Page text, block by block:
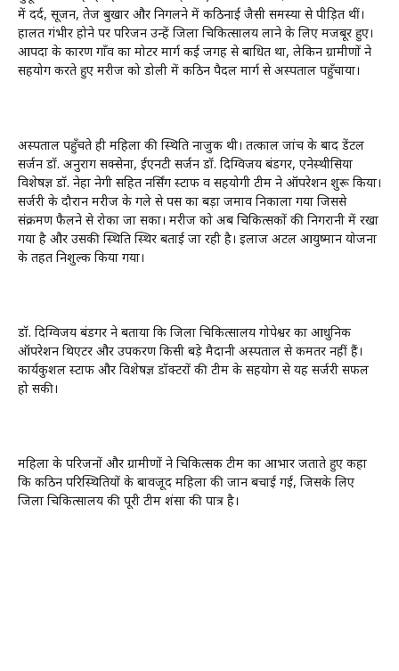
में दर्द, सूजन, तेज बुखार और निगलने में कठिनाई जैसी समस्या से पीड़ित थीं।
हालत गंभीर होने पर परिजन उन्हें जिला चिकित्सालय लाने के लिए मजबूर हुए।
आपदा के कारण गाँव का मोटर मार्ग कई जगह से बाधित था, लेकिन ग्रामीणों ने
सहयोग करते हुए मरीज को डोली में कठिन पैदल मार्ग से अस्पताल पहुँचाया।
अस्पताल पहुँचते ही महिला की स्थिति नाजुक थी। तत्काल जांच के बाद डेंटल
सर्जन डॉ. अनुराग सक्सेना, ईएनटी सर्जन डॉ. दिग्विजय बंडगर, एनेस्थीसिया
विशेषज्ञ डॉ. नेहा नेगी सहित नर्सिंग स्टाफ व सहयोगी टीम ने ऑपरेशन शुरू किया।
सर्जरी के दौरान मरीज के गले से पस का बड़ा जमाव निकाला गया जिससे
संक्रमण फैलने से रोका जा सका। मरीज को अब चिकित्सकों की निगरानी में रखा
गया है और उसकी स्थिति स्थिर बताई जा रही है। इलाज अटल आयुष्मान योजना
के तहत निशुल्क किया गया।
डॉ. दिग्विजय बंडगर ने बताया कि जिला चिकित्सालय गोपेश्वर का आधुनिक
ऑपरेशन थिएटर और उपकरण किसी बड़े मैदानी अस्पताल से कमतर नहीं हैं।
कार्यकुशल स्टाफ और विशेषज्ञ डॉक्टरों की टीम के सहयोग से यह सर्जरी सफल
हो सकी।
महिला के परिजनों और ग्रामीणों ने चिकित्सक टीम का आभार जताते हुए कहा
कि कठिन परिस्थितियों के बावजूद महिला की जान बचाई गई, जिसके लिए
जिला चिकित्सालय की पूरी टीम प्रशंसा की पात्र है।